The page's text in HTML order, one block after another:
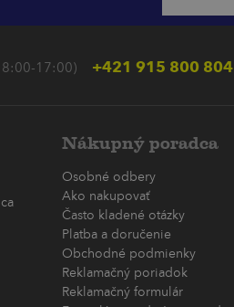
8:00-17:00) +421 915 800 804
Nákupný poradca
Osobné odbery
Ako nakupovať
Často kladené otázky
Platba a doručenie
Obchodné podmienky
Reklamačný poriadok
Reklamačný formulár